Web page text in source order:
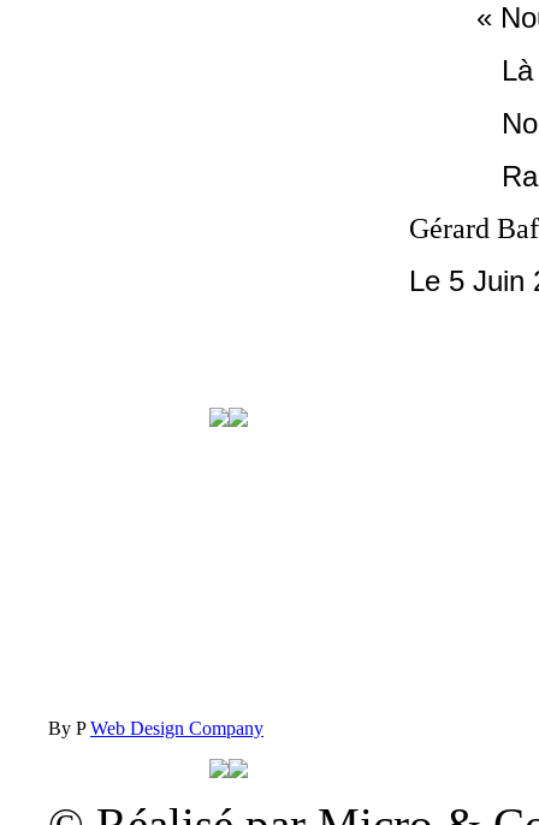
« Nous
Là où
Nous
Ramer
Gérard
Le 5
By PWeb Design Company